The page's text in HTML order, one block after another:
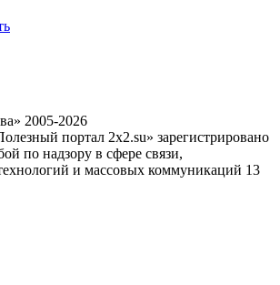
2005-2026
портал 2x2.su» зарегистрировано
по надзору в сфере связи,
и массовых коммуникаций 13